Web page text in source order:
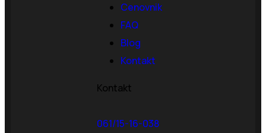
Cenovnik
FAQ
Blog
Kontakt
Kontakt
061/15-16-038